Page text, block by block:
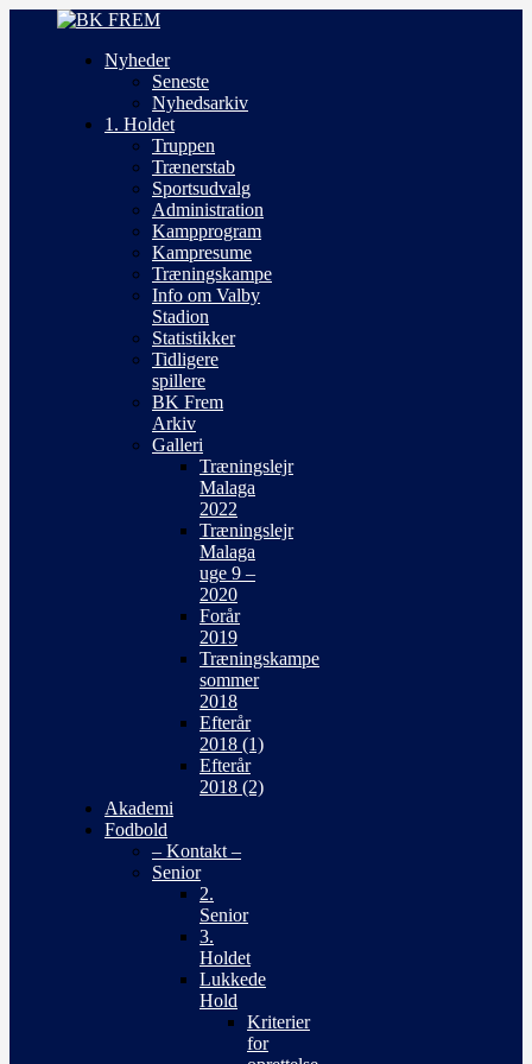
Nyheder
Seneste
Nyhedsarkiv
1. Holdet
Truppen
Trænerstab
Sportsudvalg
Administration
Kampprogram
Kampresume
Træningskampe
Info om Valby
Stadion
Statistikker
Tidligere
spillere
BK Frem
Arkiv
Galleri
Træningslejr
Malaga
2022
Træningslejr
Malaga
uge 9 –
2020
Forår
2019
Træningskampe
sommer
2018
Efterår
2018 (1)
Efterår
2018 (2)
Akademi
Fodbold
– Kontakt –
Senior
2.
Senior
3.
Holdet
Lukkede
Hold
Kriterier
for